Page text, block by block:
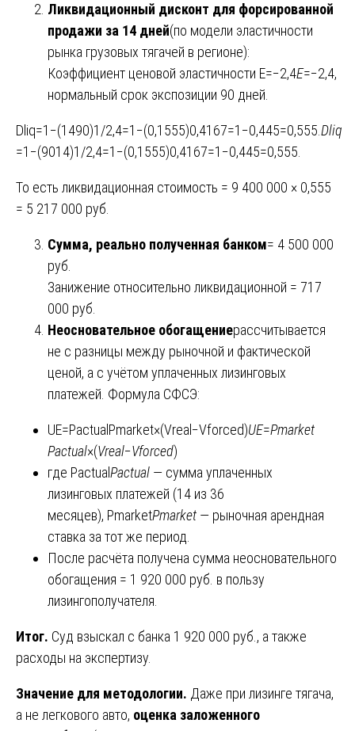
Ликвидационный дисконт для форсированной
продажи за 14 дней(по модели эластичности
рынка грузовых тягачей в регионе):
Коэффициент ценовой эластичности E=−2,4E=−2,4,
нормальный срок экспозиции 90 дней.
Dliq=1−(1490)1/2,4=1−(0,1555)0,4167=1−0,445=0,555.Dliq
=1−(9014​)1/2,4=1−(0,1555)0,4167=1−0,445=0,555.
То есть ликвидационная стоимость = 9 400 000 × 0,555
= 5 217 000 руб.
Сумма, реально полученная банком= 4 500 000
руб.
Занижение относительно ликвидационной = 717
000 руб.
Неосновательное обогащениерассчитывается
не с разницы между рыночной и фактической
ценой, а с учётом уплаченных лизинговых
платежей. Формула СФСЭ:
UE=PactualPmarket×(Vreal−Vforced)UE=Pmarket
Pactual​​×(Vreal​−Vforced​)
где PactualPactual ​ — сумма уплаченных
лизинговых платежей (14 из 36
месяцев), PmarketPmarket ​ — рыночная арендная
ставка за тот же период.
После расчёта получена сумма неосновательного
обогащения = 1 920 000 руб. в пользу
лизингополучателя.
Итог. Суд взыскал с банка 1 920 000 руб., а также
расходы на экспертизу.
Значение для методологии. Даже при лизинге тягача,
а не легкового авто, оценка заложенного